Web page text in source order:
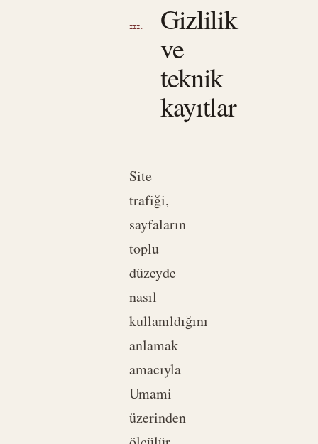
III.
Gizlilik
ve
teknik
kayıtlar
Site
trafiği,
sayfaların
toplu
düzeyde
nasıl
kullanıldığını
anlamak
amacıyla
Umami
üzerinden